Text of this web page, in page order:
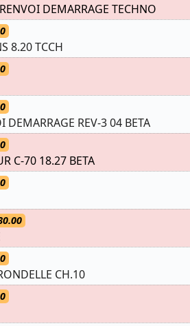
DEMARRAGE TECHNO
8.20 TCCH
DEMARRAGE REV-3 04 BETA
C-70 18.27 BETA
CH.10